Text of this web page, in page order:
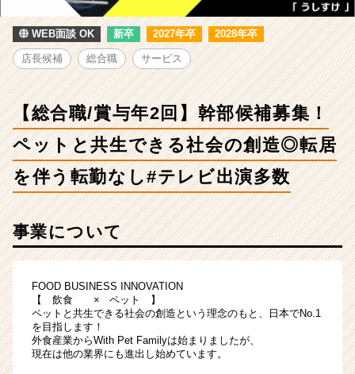
補
募
集！
ペ
と
共
生
き
の
造
◎
転
を
WEB面談 OK 新卒 2027年卒 2028年卒
店長候補 総合職 サービス
【総合職/賞与年2回】幹部候補募集！
ペットと共生できる社会の創造◎転居
を伴う転勤なし#テレビ出演多数
事業について
FOOD BUSINESS INNOVATION
【 飲食 × ペット 】
ペットと共生できる社会の創造という理念のもと、日本でNo.1
を目指します！
外食産業からWith Pet Familyは始まりましたが、
現在は他の業界にも進出し始めています。